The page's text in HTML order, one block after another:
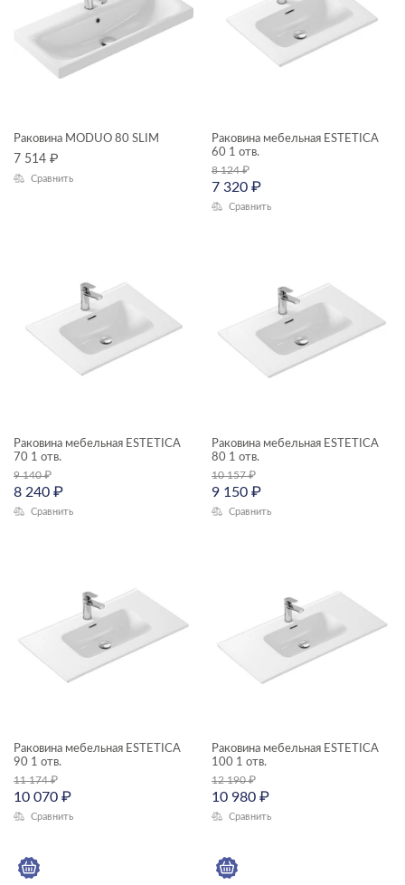
раковины с пьедесталом
рамы для ванн
унитазы подвесные
унитазы-компакты
шкафчики
КОЛЛЕКЦИЯ
CARINA
COLOUR
COMO
MODUO
BRASKO
BRASKO BLACK
CITY
CLASSIC
Раковина MODUO 80 SLIM
7 514 ₽
Сравнить
Раковина мебельная ESTETICA
60 1 отв.
8 124₽
7 320 ₽
Сравнить
Раковина мебельная ESTETICA
70 1 отв.
9 140₽
8 240 ₽
Сравнить
Раковина мебельная ESTETICA
80 1 отв.
10 157₽
9 150 ₽
Сравнить
Раковина мебельная ESTETICA
90 1 отв.
11 174₽
10 070 ₽
Сравнить
Раковина мебельная ESTETICA
100 1 отв.
12 190₽
10 980 ₽
Сравнить